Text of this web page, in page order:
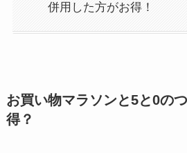
併用した方がお得！
お買い物マラソンと5と0の
得？